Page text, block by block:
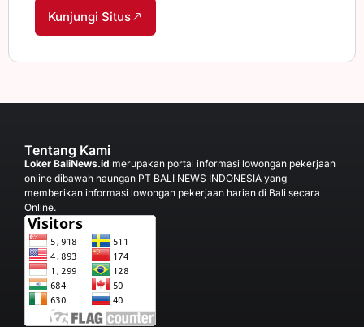
Kunjungi Situs
Tentang Kami
Loker BaliNews.id merupakan portal informasi lowongan pekerjaan
online dibawah naungan PT BALI NEWS INDONESIA yang
memberikan informasi lowongan pekerjaan harian di Bali secara
Online.